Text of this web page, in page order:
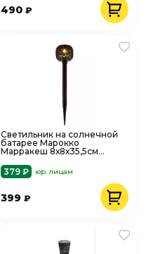
490₽
Светильник на солнечной
батарее Марокко
Марракеш 8х8х35,5см
379 ₽
юр. лицам
399₽